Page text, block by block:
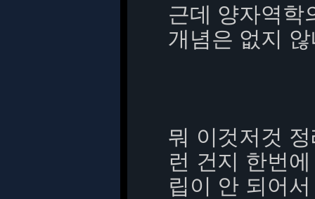
근데 양자역학
개념은 없지
뭐 이것저것
런 건지 한번
립이 안 되어